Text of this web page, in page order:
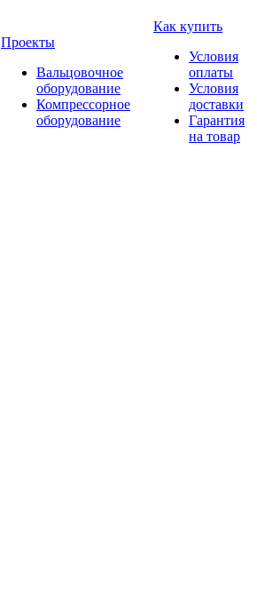
Проекты
Вальцовочное
оборудование
Компрессорное
оборудование
Как купить
Условия
оплаты
Условия
доставки
Гарантия
на товар